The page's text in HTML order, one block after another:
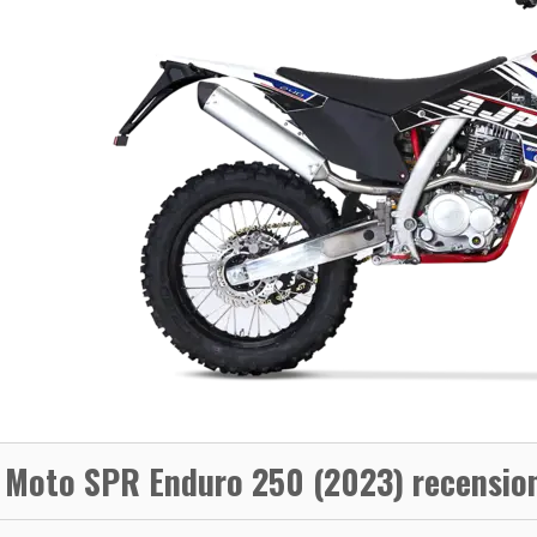
Moto SPR Enduro 250 (2023)